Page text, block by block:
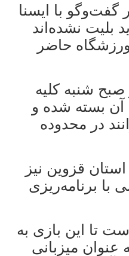
گفت‌وگو با ايسنا
بليت نشده‌اند
حاضر
صبح شنبه کليه
آن بسته شده و
در محدوده
قزوين نيز
با برنامه‌ريزی
تا اين بازی به
ميزبانی